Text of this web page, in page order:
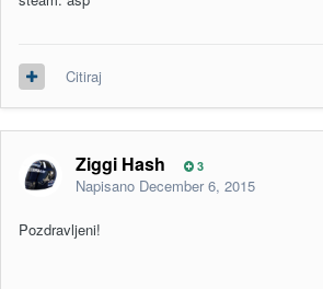
Citiraj
Ziggi Hash 3
Napisano December 6, 2015
Pozdravljeni!